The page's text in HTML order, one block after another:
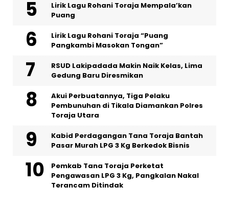
Lirik Lagu Rohani Toraja Mempala’kan
Puang
Lirik Lagu Rohani Toraja “Puang
Pangkambi Masokan Tongan”
RSUD Lakipadada Makin Naik Kelas, Lima
Gedung Baru Diresmikan
Akui Perbuatannya, Tiga Pelaku
Pembunuhan di Tikala Diamankan Polres
Toraja Utara
Kabid Perdagangan Tana Toraja Bantah
Pasar Murah LPG 3 Kg Berkedok Bisnis
Pemkab Tana Toraja Perketat
Pengawasan LPG 3 Kg, Pangkalan Nakal
Terancam Ditindak